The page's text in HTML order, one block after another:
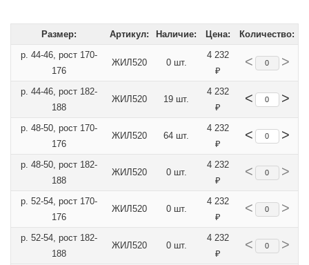
Размер: Артикул: Наличие: Цена:
Количество:
р. 44-46, рост 170-
176
ЖИЛ520 0 шт.
4 232
₽
< >
р. 44-46, рост 182-
188
ЖИЛ520 19 шт.
4 232
₽
< >
р. 48-50, рост 170-
176
ЖИЛ520 64 шт.
4 232
₽
< >
р. 48-50, рост 182-
188
ЖИЛ520 0 шт.
4 232
₽
< >
р. 52-54, рост 170-
176
ЖИЛ520 0 шт.
4 232
₽
< >
р. 52-54, рост 182-
188
ЖИЛ520 0 шт.
4 232
₽
< >